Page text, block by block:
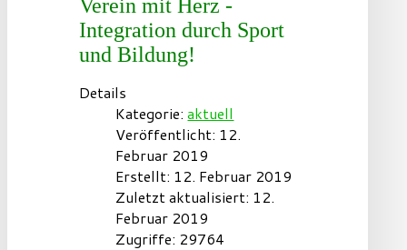
Verein mit Herz -
Integration durch Sport
und Bildung!
Details
Kategorie:aktuell
Veröffentlicht: 12.
Februar 2019
Erstellt: 12. Februar 2019
Zuletzt aktualisiert: 12.
Februar 2019
Zugriffe: 29764